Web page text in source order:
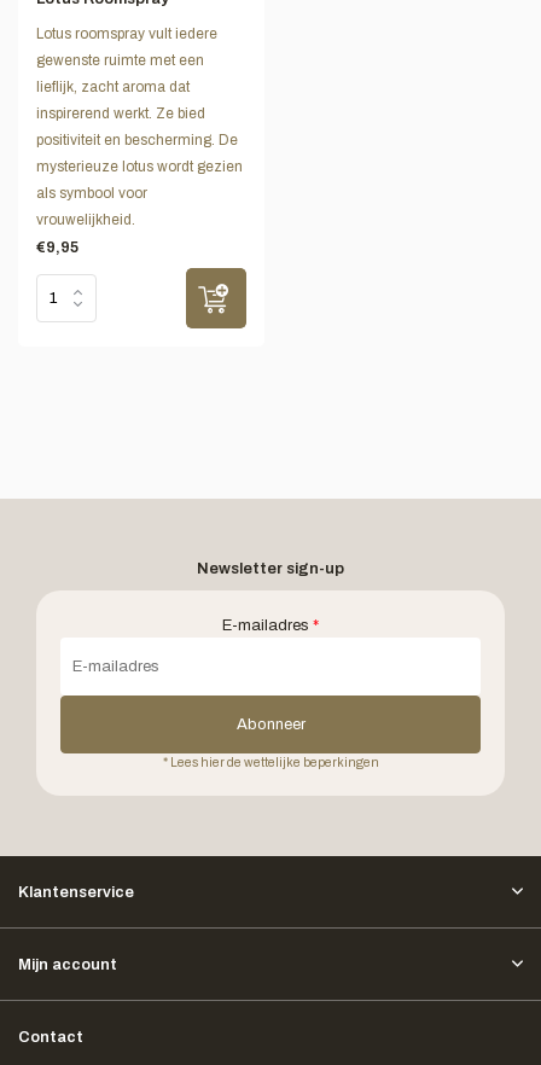
Lotus roomspray vult iedere
gewenste ruimte met een
lieflijk, zacht aroma dat
inspirerend werkt. Ze bied
positiviteit en bescherming. De
mysterieuze lotus wordt gezien
als symbool voor
vrouwelijkheid.
€9,95
Newsletter sign-up
E-mailadres *
Abonneer
* Lees hier de wettelijke beperkingen
Klantenservice
Mijn account
Contact